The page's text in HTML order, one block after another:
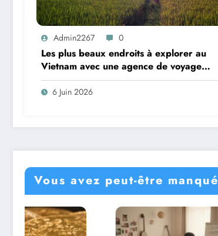
Admin2267 0
Les plus beaux endroits à explorer au
Vietnam avec une agence de voyage
locale
6 Juin 2026
Vous avez peut-être manqué